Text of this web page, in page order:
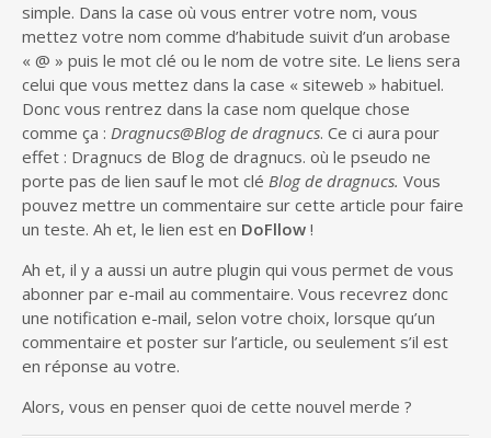
simple. Dans la case où vous entrer votre nom, vous
mettez votre nom comme d’habitude suivit d’un arobase
« @ » puis le mot clé ou le nom de votre site. Le liens sera
celui que vous mettez dans la case « siteweb » habituel.
Donc vous rentrez dans la case nom quelque chose
comme ça : Dragnucs@Blog de dragnucs. Ce ci aura pour
effet : Dragnucs de Blog de dragnucs. où le pseudo ne
porte pas de lien sauf le mot clé Blog de dragnucs. Vous
pouvez mettre un commentaire sur cette article pour faire
un teste. Ah et, le lien est en DoFllow !
Ah et, il y a aussi un autre plugin qui vous permet de vous
abonner par e-mail au commentaire. Vous recevrez donc
une notification e-mail, selon votre choix, lorsque qu’un
commentaire et poster sur l’article, ou seulement s’il est
en réponse au votre.
Alors, vous en penser quoi de cette nouvel merde ?